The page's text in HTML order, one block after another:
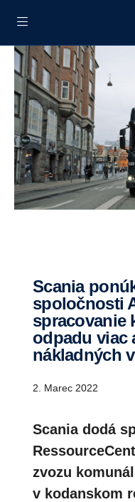
Scania ponúkne kodanskej
spoločnosti
spracovanie
odpadu viac
nákladných
2. Marec 2022
Scania dodá
zvozu
v kodanskom